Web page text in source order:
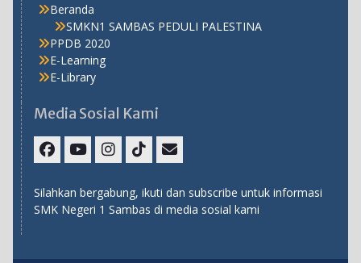
Beranda
SMKN1 SAMBAS PEDULI PALESTINA
PPDB 2020
E-Learning
E-Library
Media Sosial Kami
Silahkan bergabung, ikuti dan subscribe untuk informasi
SMK Negeri 1 Sambas di media sosial kami